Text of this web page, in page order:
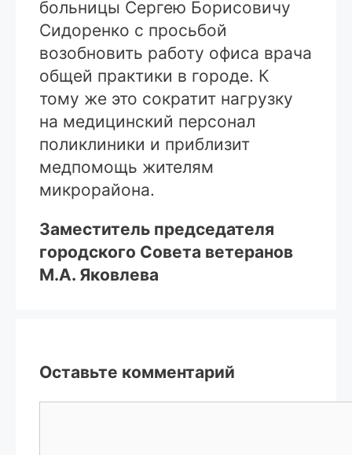
больницы Сергею Борисовичу
Сидоренко с просьбой
возобновить работу офиса врача
общей практики в городе. К
тому же это сократит нагрузку
на медицинский персонал
поликлиники и приблизит
медпомощь жителям
микрорайона.
Заместитель председателя
городского Совета ветеранов
М.А. Яковлева
Оставьте комментарий